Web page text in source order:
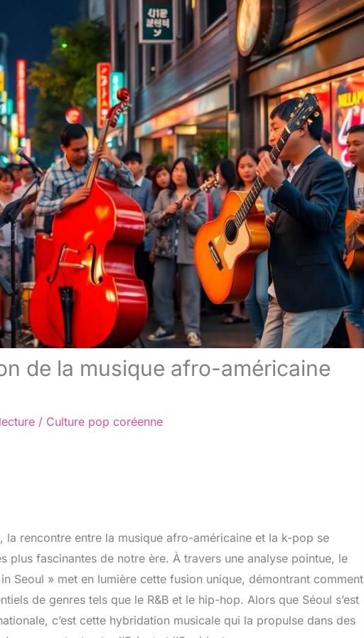
de la musique afro-américaine
/ Culture pop coréenne
rencontre entre la musique afro-américaine et la k-pop se
plus fascinantes de notre ère. À travers une analyse pointue, le
Seoul » met en lumière cette fusion unique, démontrant comment
de genres tels que le R&B et le hip-hop. Alors que Séoul s’est
c’est cette hybridation musicale qui la propulse dans des